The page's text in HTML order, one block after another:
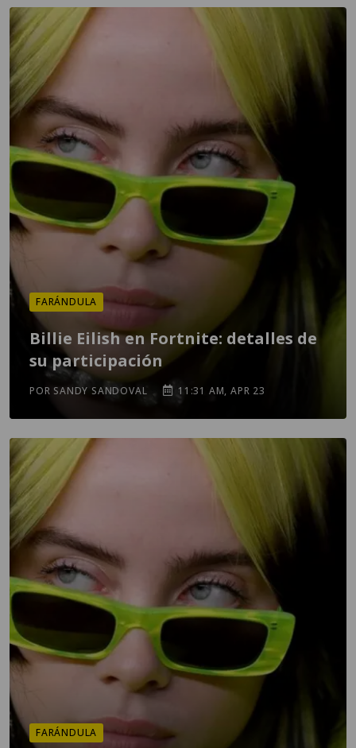
FARÁNDULA
Billie Eilish en Fortnite: detalles de
su participación
POR SANDY SANDOVAL 11:31 AM, APR 23
FARÁNDULA